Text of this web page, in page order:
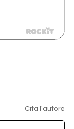
Cita l'autore